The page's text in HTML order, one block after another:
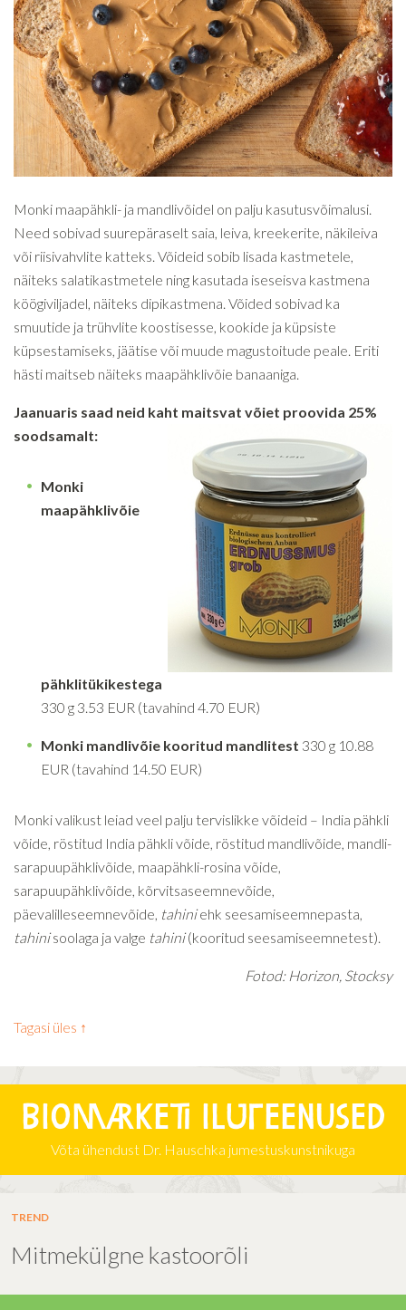
Monki maapähkli- ja mandlivõidel on palju kasutusvõimalusi.
Need sobivad suurepäraselt saia, leiva, kreekerite, näkileiva
või riisivahvlite katteks. Võideid sobib lisada kastmetele,
näiteks salatikastmetele ning kasutada iseseisva kastmena
köögiviljadel, näiteks dipikastmena. Võided sobivad ka
smuutide ja trühvlite koostisesse, kookide ja küpsiste
küpsestamiseks, jäätise või muude magustoitude peale. Eriti
hästi maitseb näiteks maapähklivõie banaaniga.
Jaanuaris saad neid kaht maitsvat võiet proovida 25%
soodsamalt:
Monki
maapähklivõie
pähklitükikestega
330 g 3.53 EUR (tavahind 4.70 EUR)
Monki mandlivõie kooritud mandlitest 330 g 10.88
EUR (tavahind 14.50 EUR)
Monki valikust leiad veel palju tervislikke võideid – India pähkli
võide, röstitud India pähkli võide, röstitud mandlivõide, mandli-
sarapuupähklivõide, maapähkli-rosina võide,
sarapuupähklivõide, kõrvitsaseemnevõide,
päevalilleseemnevõide, tahiniehk seesamiseemnepasta,
tahinisoolaga ja valge tahini(kooritud seesamiseemnetest).
Fotod: Horizon, Stocksy
Tagasi üles ↑
Biomarketi iluteenused
Võta ühendust Dr. Hauschka jumestuskunstnikuga
TREND
Mitmekülgne kastoorõli